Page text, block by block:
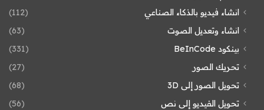
انشاء فيديو بالذكاء الصناعي
(112)
انشاء وتعديل الصوت
(63)
بينكود BeInCode
(331)
تحريك الصور
(27)
تحويل الصور إلى 3D
(68)
تحويل الفيديو إلى نص
(56)